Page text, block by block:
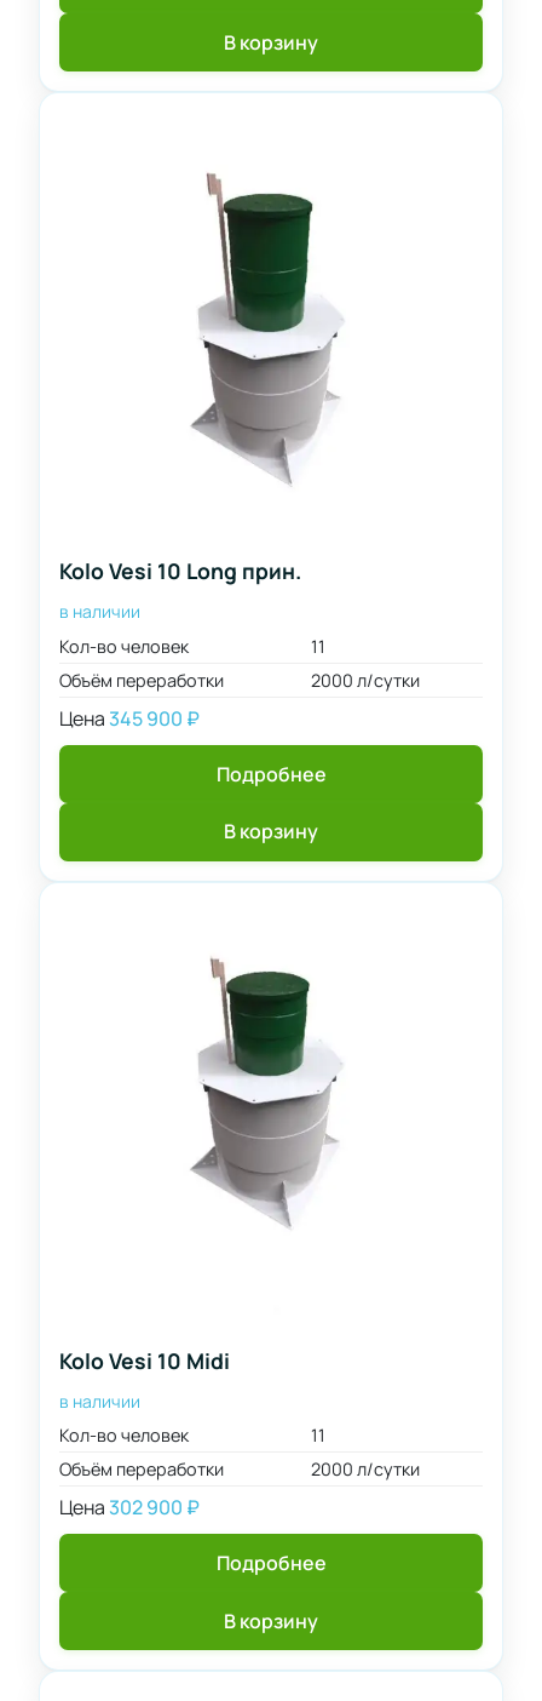
В корзину
Kolo Vesi 10 Long прин.
в наличии
Кол-во человек
11
Объём переработки
2000 л/сутки
Цена 345 900 ₽
Подробнее
В корзину
Kolo Vesi 10 Midi
в наличии
Кол-во человек
11
Объём переработки
2000 л/сутки
Цена 302 900 ₽
Подробнее
В корзину